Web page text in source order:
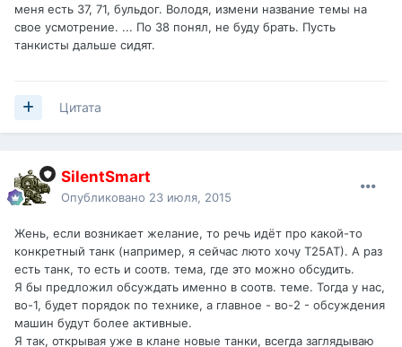
меня есть 37, 71, бульдог. Володя, измени название темы на
свое усмотрение. ... По 38 понял, не буду брать. Пусть
танкисты дальше сидят.
Цитата
SilentSmart
Опубликовано 23 июля, 2015
Жень, если возникает желание, то речь идёт про какой-то
конкретный танк (например, я сейчас люто хочу Т25АТ). А раз
есть танк, то есть и соотв. тема, где это можно обсудить.
Я бы предложил обсуждать именно в соотв. теме. Тогда у нас,
во-1, будет порядок по технике, а главное - во-2 - обсуждения
машин будут более активные.
Я так, открывая уже в клане новые танки, всегда заглядываю